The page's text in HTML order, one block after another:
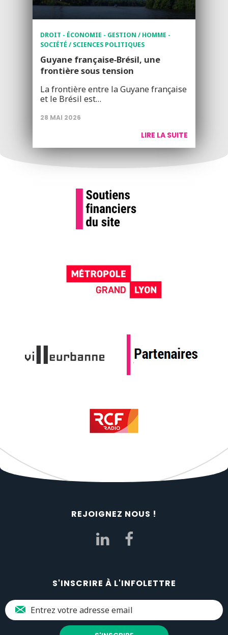
DROIT - ÉCONOMIE - GESTION / HOMME -
SOCIÉTÉ / SCIENCES POLITIQUES
Guyane française‑Brésil, une
frontière sous tension
La frontière entre la Guyane française
et le Brésil est…
28 MAI 2026
LIRE LA SUITE
REJOIGNEZ NOUS !
S'INSCRIRE À L'INFOLETTRE